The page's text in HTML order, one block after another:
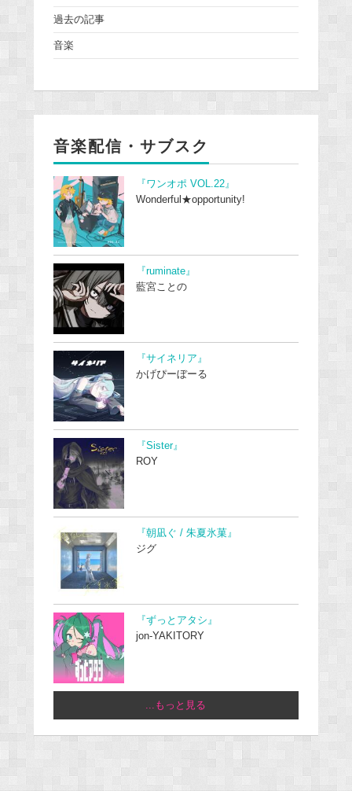
過去の記事
音楽
音楽配信・サブスク
『ワンオポ VOL.22』
Wonderful★opportunity!
『ruminate』
藍宮ことの
『サイネリア』
かげぴーぼーる
『Sister』
ROY
『朝凪ぐ / 朱夏氷菓』
ジグ
『ずっとアタシ』
jon-YAKITORY
...もっと見る